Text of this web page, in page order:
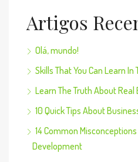
Artigos
Olá, mundo!
Skills That You Can Learn
Learn The Truth About
10 Quick Tips About
14 Common
Development